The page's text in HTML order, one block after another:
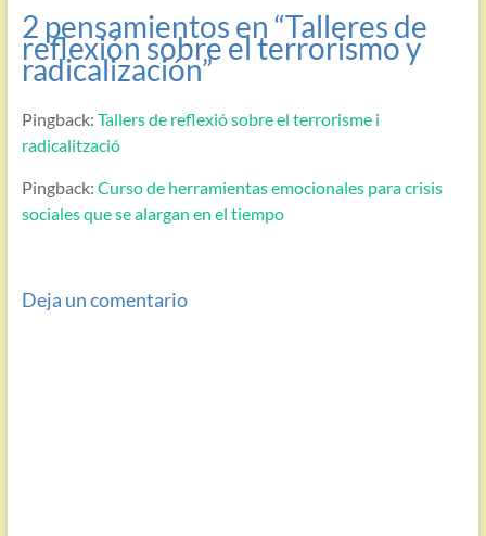
2 pensamientos en “Talleres de
reflexión sobre el terrorismo y
radicalización”
Pingback: Tallers de reflexió sobre el terrorisme i
radicalització
Pingback: Curso de herramientas emocionales para crisis
sociales que se alargan en el tiempo
Deja un comentario